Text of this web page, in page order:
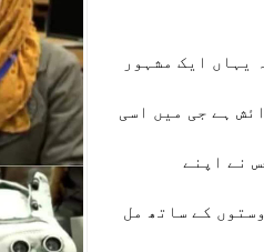
یہاں ایک مشہور
ہے جی میں اسی
نے اپنے
کے ساتھ مل